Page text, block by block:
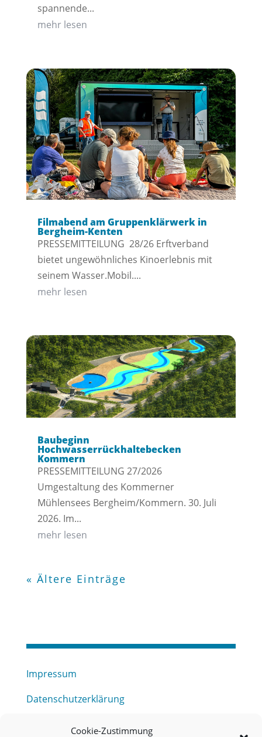
Cookie-Zustimmung
spannende...
mehr lesen
Filmabend am Gruppenklärwerk in
Bergheim-Kenten
PRESSEMITTEILUNG 28/26 Erftverband
bietet ungewöhnliches Kinoerlebnis mit
seinem Wasser.Mobil....
mehr lesen
Baubeginn
Hochwasserrückhaltebecken
Kommern
PRESSEMITTEILUNG 27/2026
Umgestaltung des Kommerner
Mühlensees Bergheim/Kommern. 30. Juli
2026. Im...
mehr lesen
« Ältere Einträge
Impressum
Datenschutzerklärung
Haftungsausschluss